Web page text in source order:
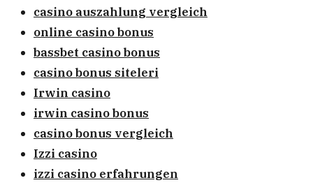
casino auszahlung vergleich
online casino bonus
bassbet casino bonus
casino bonus siteleri
Irwin casino
irwin casino bonus
casino bonus vergleich
Izzi casino
izzi casino erfahrungen